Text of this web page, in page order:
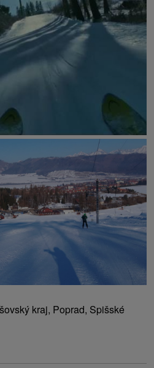
kraj, Poprad, Spišské